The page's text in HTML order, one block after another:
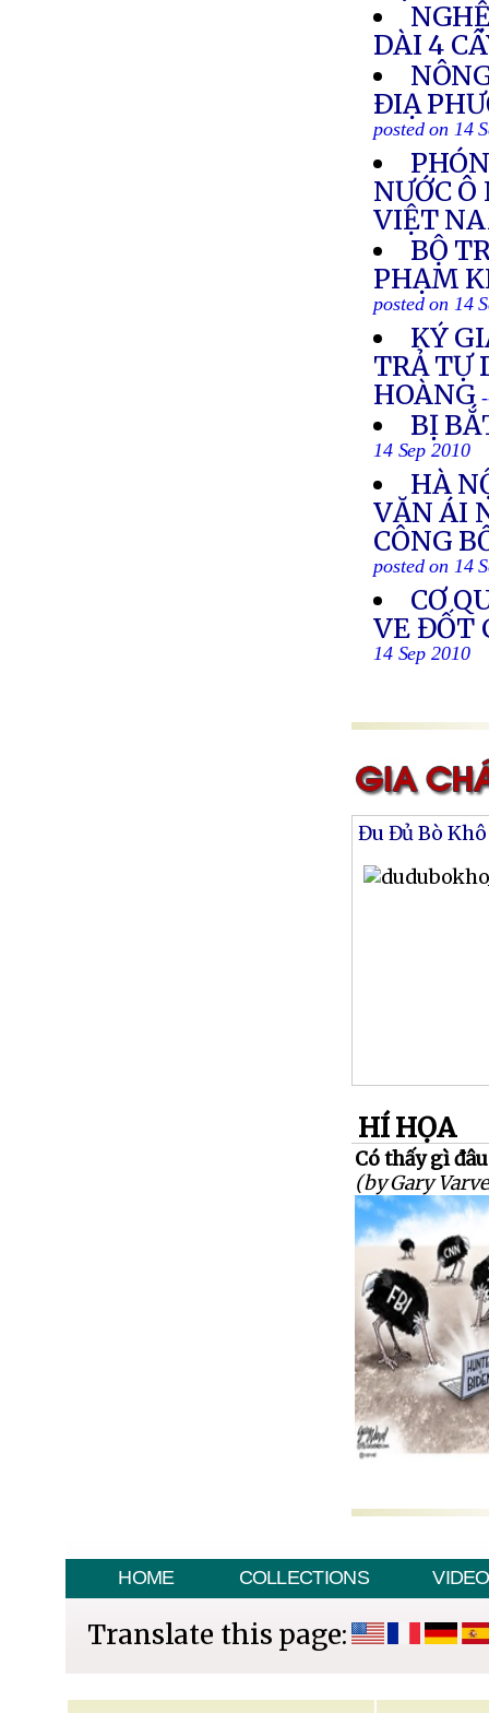
DÀI 4
ÐIẠ
posted on 14
NƯỚC
VIỆT
BỘ
PHẠM
posted on 14
KÝ
TRẢ TỰ
HOÀNG
BỊ
14 Sep 2010
HÀ
VĂN ÁI
CÔNG
posted on 14
CƠ
VE ĐỐT
14 Sep 2010
Đu Đủ Bò Khô
HÍ HỌA
Có thấy gì
(by Gary
HOME COLLECTIONS VIDEO
Translate this page: